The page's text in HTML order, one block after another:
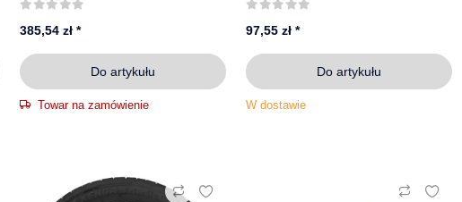
385,54 zł*
Do artykułu
Towar na zamówienie
97,55 zł*
Do artykułu
W dostawie